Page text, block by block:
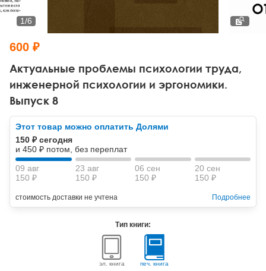
Тревожные расстройства, панические атаки
Психодрама
Другие направления психотерапии
Классический, эриксоновский гипноз и НЛП
НЛП
Психология труда и эргономика
Социальная психология
Социальная и организационная психология
Классический и юнгианский психоанализ
Актуальные проблемы психологии труда,
инженерной психологии и эргономики.
Выпуск 8
1/6
600 ₽
Этот товар можно оплатить Долями
150 ₽ сегодня
и 450 ₽ потом, без переплат
09 авг
150 ₽
23 авг
150 ₽
06 сен
150 ₽
20 сен
150 ₽
стоимость доставки не учтена Подробнее
Тип книги:
эл. книга печ. книга